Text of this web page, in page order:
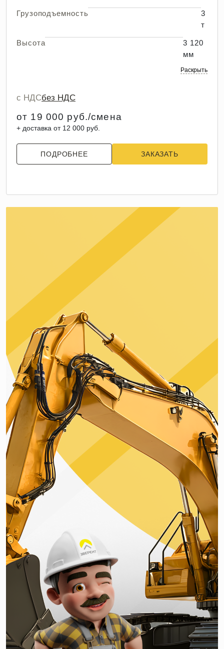
Грузоподъемность
3
т
Высота
3 120
мм
Раскрыть
с НДСбез НДС
от 19 000 руб./смена
+ доставка от 12 000 руб.
ПОДРОБНЕЕ ЗАКАЗАТЬ